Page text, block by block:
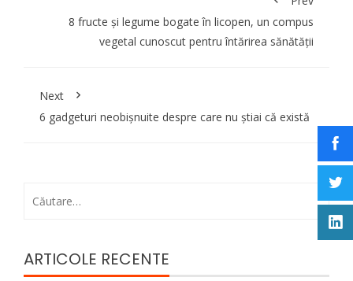
8 fructe și legume bogate în licopen, un compus
vegetal cunoscut pentru întărirea sănătății
Next
6 gadgeturi neobișnuite despre care nu știai că există
ARTICOLE RECENTE